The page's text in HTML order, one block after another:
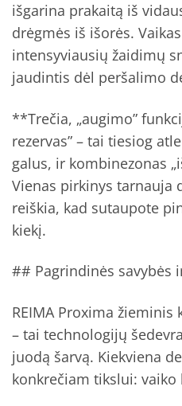
išgarina prakaitą iš
drėgmės iš išorės.
intensyviausių žaidimų
jaudintis dėl peršalimo
**Trečia, „augimo”
rezervas” – tai tiesiog
galus, ir kombinezonas
Vienas pirkinys tarnauja
reiškia, kad sutaupote
kiekį.
## Pagrindinės savybės
REIMA Proxima
– tai technologijų
juodą šarvą. Kiekviena
konkrečiam tikslui: